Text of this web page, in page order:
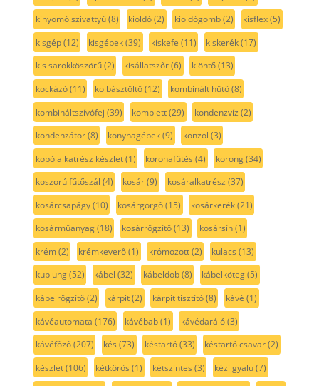
kinyomó szivattyú(8) kioldó(2) kioldógomb(2) kisflex(5)
kisgép(12) kisgépek(39) kiskefe (11) kiskerék(17)
kis sarokköszörű(2) kisállatszőr(6) kiöntő(13)
kockázó(11) kolbásztöltő(12) kombinált hűtő(8)
kombináltszívófej (39) komplett(29) kondenzvíz (2)
kondenzátor(8) konyhagépek(9) konzol (3)
kopó alkatrész készlet(1) koronafűtés (4) korong(34)
koszorú fűtőszál (4) kosár(9) kosáralkatrész (37)
kosárcsapágy(10) kosárgörgő(15) kosárkerék(21)
kosárműanyag(18) kosárrögzítő(13) kosársín(1)
krém(2) krémkeverő(1) krómozott(2) kulacs (13)
kuplung(52) kábel (32) kábeldob(8) kábelköteg(5)
kábelrögzítő(2) kárpit(2) kárpit tisztító(8) kávé (1)
kávéautomata (176) kávébab(1) kávédaráló(3)
kávéfőző(207) kés (73) késtartó(33) késtartó csavar(2)
készlet(106) kétkörös (1) kétszintes (3) kézi gyalu(7)